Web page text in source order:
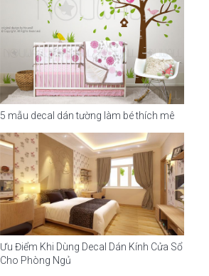
5 mẫu decal dán tường làm bé thích mê
Ưu Điểm Khi Dùng Decal Dán Kính Cửa Sổ
Cho Phòng Ngủ